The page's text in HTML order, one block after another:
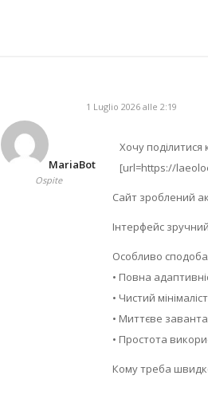
1 Luglio 2026 alle 2:19
MariaBot
Ospite
Хочу
[url=https://
Сайт зроблений
Інтерфейс
Особливо
• Повна
• Чистий
• Миттєве
• Простота
Кому треба